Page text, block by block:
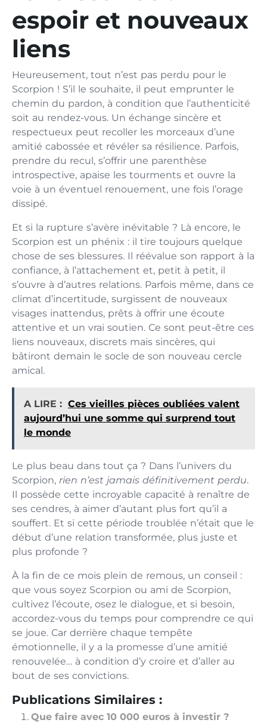
espoir et nouveaux
liens
Heureusement, tout n’est pas perdu pour le
Scorpion ! S’il le souhaite, il peut emprunter le
chemin du pardon, à condition que l’authenticité
soit au rendez-vous. Un échange sincère et
respectueux peut recoller les morceaux d’une
amitié cabossée et révéler sa résilience. Parfois,
prendre du recul, s’offrir une parenthèse
introspective, apaise les tourments et ouvre la
voie à un éventuel renouement, une fois l’orage
dissipé.
Et si la rupture s’avère inévitable ? Là encore, le
Scorpion est un phénix : il tire toujours quelque
chose de ses blessures. Il réévalue son rapport à la
confiance, à l’attachement et, petit à petit, il
s’ouvre à d’autres relations. Parfois même, dans ce
climat d’incertitude, surgissent de nouveaux
visages inattendus, prêts à offrir une écoute
attentive et un vrai soutien. Ce sont peut-être ces
liens nouveaux, discrets mais sincères, qui
bâtiront demain le socle de son nouveau cercle
amical.
A LIRE : Ces vieilles pièces oubliées valent
aujourd’hui une somme qui surprend tout
le monde
Le plus beau dans tout ça ? Dans l’univers du
Scorpion, rien n’est jamais définitivement perdu.
Il possède cette incroyable capacité à renaître de
ses cendres, à aimer d’autant plus fort qu’il a
souffert. Et si cette période troublée n’était que le
début d’une relation transformée, plus juste et
plus profonde ?
À la fin de ce mois plein de remous, un conseil :
que vous soyez Scorpion ou ami de Scorpion,
cultivez l’écoute, osez le dialogue, et si besoin,
accordez-vous du temps pour comprendre ce qui
se joue. Car derrière chaque tempête
émotionnelle, il y a la promesse d’une amitié
renouvelée… à condition d’y croire et d’aller au
bout de ses convictions.
Publications Similaires :
Que faire avec 10 000 euros à investir ?